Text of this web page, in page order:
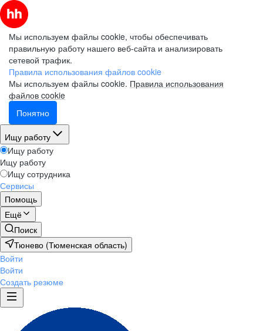
Мы используем файлы cookie, чтобы обеспечивать
правильную работу нашего веб-сайта и анализировать
сетевой трафик.
Правила использования файлов cookie
Мы используем файлы cookie. Правила использования
файлов cookie
Понятно
Ищу работу
Ищу работу
Ищу работу
Ищу сотрудника
Сервисы
Помощь
Ещё
Поиск
Тюнево (Тюменская область)
Войти
Войти
Создать резюме